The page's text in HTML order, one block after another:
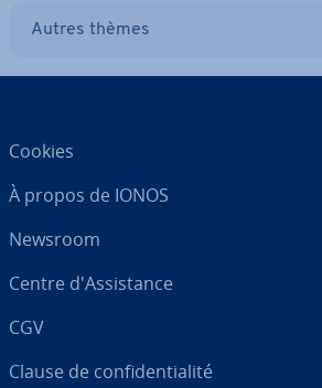
Autres thèmes
Cookies
À propos de IONOS
Newsroom
Centre d'As­sis­tance
CGV
Clause de con­fi­den­tia­lité